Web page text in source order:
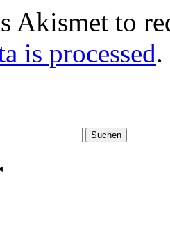
Akismet to
is processed.